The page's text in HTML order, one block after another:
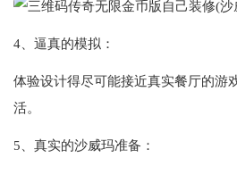
4、逼真的模拟：
体验设计得尽可能接近真实餐厅的游
活。
5、真实的沙威玛准备：